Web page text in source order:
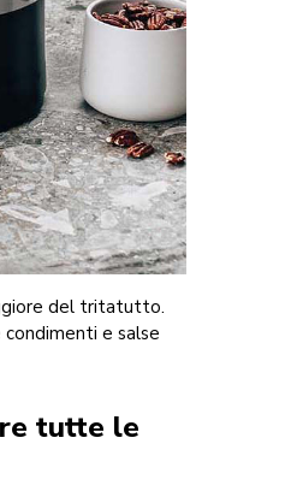
del tritatutto.
e salse
tutte le